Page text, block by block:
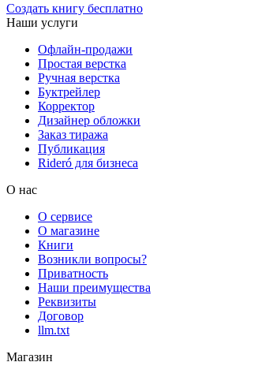
Создать книгу бесплатно
Наши услуги
Офлайн-продажи
Простая верстка
Ручная верстка
Буктрейлер
Корректор
Дизайнер обложки
Заказ тиража
Публикация
Rideró для бизнеса
О нас
О сервисе
О магазине
Книги
Возникли вопросы?
Приватность
Наши преимущества
Реквизиты
Договор
llm.txt
Магазин